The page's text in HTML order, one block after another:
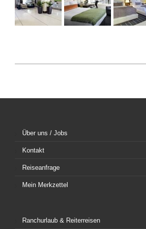
Über uns / Jobs
Kontakt
Reiseanfrage
Mein Merkzettel
Ranchurlaub & Reiterreisen